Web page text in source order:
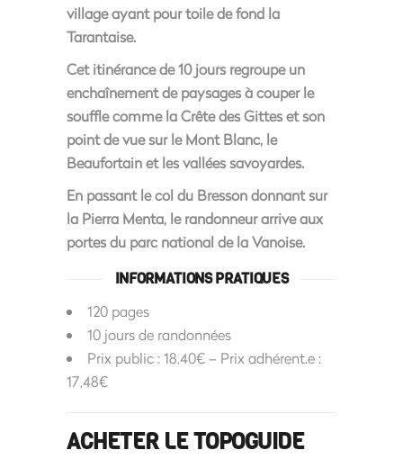
village ayant pour toile de fond la
Tarantaise.
Cet itinérance de 10 jours regroupe un
enchaînement de paysages à couper le
souffle commela Crête des Gitteset son
point de vue sur le Mont Blanc, le
Beaufortain et les vallées savoyardes.
En passant le col du Bresson donnant sur
la Pierra Menta, le randonneur arrive aux
portes du parc national de la Vanoise.
INFORMATIONS PRATIQUES
120 pages
10 jours de randonnées
Prix public : 18,40€ – Prix adhérent.e :
17,48€
ACHETER LE TOPOGUIDE